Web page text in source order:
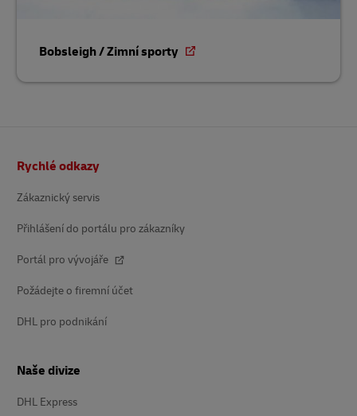
Bobsleigh / Zimní sporty
Rychlé odkazy
Zákaznický servis
Přihlášení do portálu pro zákazníky
Portál pro vývojáře
Požádejte o firemní účet
DHL pro podnikání
Naše divize
DHL Express